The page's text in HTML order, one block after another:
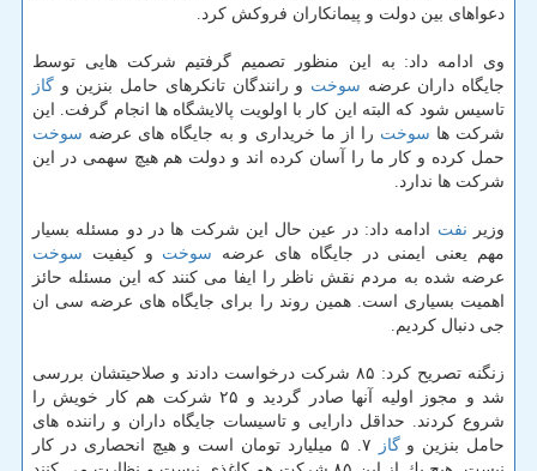
دعواهای بین دولت و پیمانكاران فروكش كرد.
وی ادامه داد: به این منظور تصمیم گرفتیم شركت هایی توسط
جایگاه داران عرضه سوخت و رانندگان تانكرهای حامل بنزین و گاز
تاسیس شود كه البته این كار با اولویت پالایشگاه ها انجام گرفت. این
شركت ها سوخت را از ما خریداری و به جایگاه های عرضه سوخت
حمل كرده و كار ما را آسان كرده اند و دولت هم هیچ سهمی در این
شركت ها ندارد.
وزیر نفت ادامه داد: در عین حال این شركت ها در دو مسئله بسیار
مهم یعنی ایمنی در جایگاه های عرضه سوخت و كیفیت سوخت
عرضه شده به مردم نقش ناظر را ایفا می كنند كه این مسئله حائز
اهمیت بسیاری است. همین روند را برای جایگاه های عرضه سی ان
جی دنبال كردیم.
زنگنه تصریح كرد: ۸۵ شركت درخواست دادند و صلاحیتشان بررسی
شد و مجوز اولیه آنها صادر گردید و ۲۵ شركت هم كار خویش را
شروع كردند. حداقل دارایی و تاسیسات جایگاه داران و راننده های
حامل بنزین وگاز
۷. ۵ میلیارد تومان است و هیچ انحصاری در كار